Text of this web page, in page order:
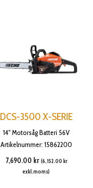
DCS-3500 X-SERIE
14" Motorsåg Batteri 56V
Artikelnummer: 15862200
7,690.00 kr (6,152.00 kr
exkl.moms)